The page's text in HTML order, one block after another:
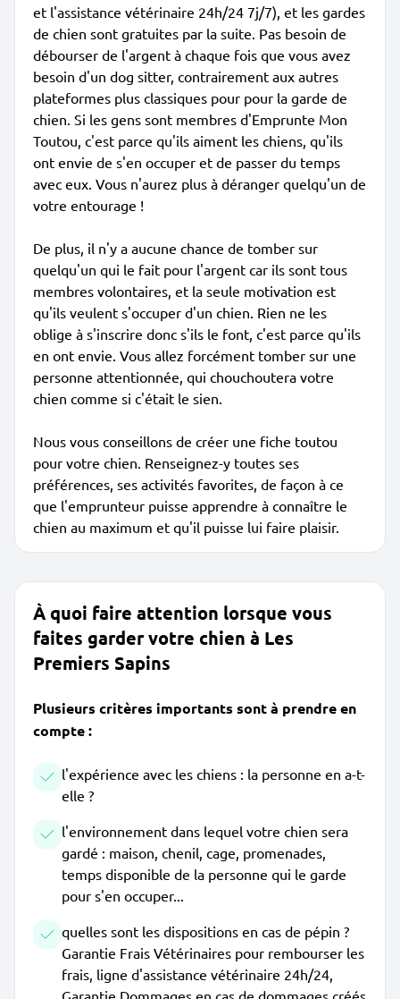
et l'assistance vétérinaire 24h/24 7j/7), et les gardes
de chien sont gratuites par la suite. Pas besoin de
débourser de l'argent à chaque fois que vous avez
besoin d'un dog sitter, contrairement aux autres
plateformes plus classiques pour pour la garde de
chien. Si les gens sont membres d'Emprunte Mon
Toutou, c'est parce qu'ils aiment les chiens, qu'ils
ont envie de s'en occuper et de passer du temps
avec eux. Vous n'aurez plus à déranger quelqu'un de
votre entourage !
De plus, il n'y a aucune chance de tomber sur
quelqu'un qui le fait pour l'argent car ils sont tous
membres volontaires, et la seule motivation est
qu'ils veulent s'occuper d'un chien. Rien ne les
oblige à s'inscrire donc s'ils le font, c'est parce qu'ils
en ont envie. Vous allez forcément tomber sur une
personne attentionnée, qui chouchoutera votre
chien comme si c'était le sien.
Nous vous conseillons de créer une fiche toutou
pour votre chien. Renseignez-y toutes ses
préférences, ses activités favorites, de façon à ce
que l'emprunteur puisse apprendre à connaître le
chien au maximum et qu'il puisse lui faire plaisir.
À quoi faire attention lorsque vous
faites garder votre chien à Les
Premiers Sapins
Plusieurs critères importants sont à prendre en
compte :
l'expérience avec les chiens : la personne en a-t-
elle ?
l'environnement dans lequel votre chien sera
gardé : maison, chenil, cage, promenades,
temps disponible de la personne qui le garde
pour s'en occuper...
quelles sont les dispositions en cas de pépin ?
Garantie Frais Vétérinaires pour rembourser les
frais, ligne d'assistance vétérinaire 24h/24,
Garantie Dommages en cas de dommages créés